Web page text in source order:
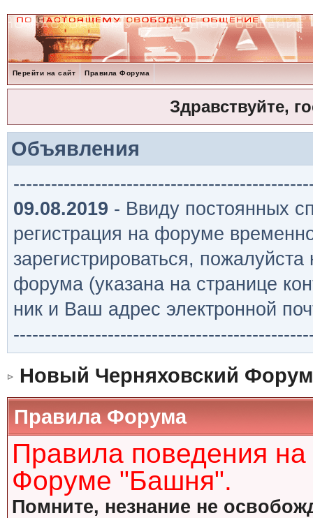
Перейти на сайт Правила Форума
Здравствуйте,
Объявления
09.08.2019 - Ввиду постоянных
регистрация на форуме
зарегистрироваться,
форума (указана на странице
ник и Ваш адрес электронной
Новый Черняховский Форум
Правила Форума
Правила поведения
Форуме "Башня".
Помните, незнание не